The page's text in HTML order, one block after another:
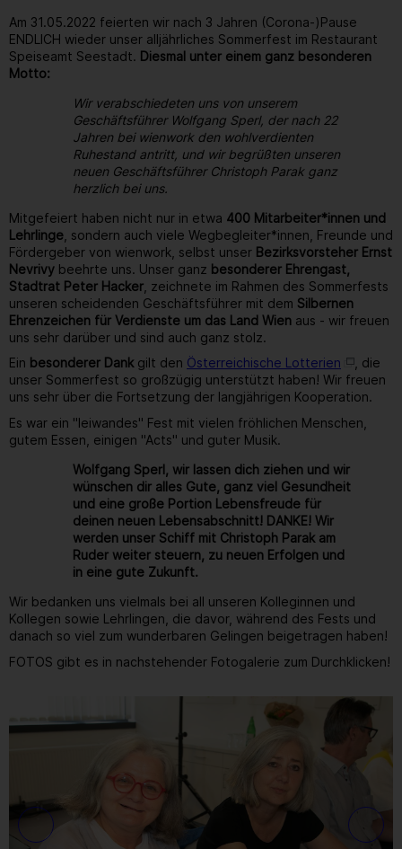
Am 31.05.2022 feierten wir nach 3 Jahren (Corona-)Pause
ENDLICH wieder unser alljährliches Sommerfest im Restaurant
Speiseamt Seestadt. Diesmal unter einem ganz besonderen
Motto:
Wir verabschiedeten uns von unserem
Geschäftsführer Wolfgang Sperl, der nach 22
Jahren bei wienwork den wohlverdienten
Ruhestand antritt, und wir begrüßten unseren
neuen Geschäftsführer Christoph Parak ganz
herzlich bei uns.
Mitgefeiert haben nicht nur in etwa 400 Mitarbeiter*innen und
Lehrlinge , sondern auch viele Wegbegleiter*innen, Freunde und
Fördergeber von wienwork, selbst unser Bezirksvorsteher Ernst
Nevrivy beehrte uns. Unser ganz besonderer Ehrengast,
Stadtrat Peter Hacker , zeichnete im Rahmen des Sommerfests
unseren scheidenden Geschäftsführer mit dem Silbernen
Ehrenzeichen für Verdienste um das Land Wien aus - wir freuen
uns sehr darüber und sind auch ganz stolz.
Ein besonderer Dank gilt den Österreichische Lotterien
, die
unser Sommerfest so großzügig unterstützt haben! Wir freuen
uns sehr über die Fortsetzung der langjährigen Kooperation.
Es war ein "leiwandes" Fest mit vielen fröhlichen Menschen,
gutem Essen, einigen "Acts" und guter Musik.
Wolfgang Sperl, wir lassen dich ziehen und wir
wünschen dir alles Gute, ganz viel Gesundheit
und eine große Portion Lebensfreude für
deinen neuen Lebensabschnitt! DANKE! Wir
werden unser Schiff mit Christoph Parak am
Ruder weiter steuern, zu neuen Erfolgen und
in eine gute Zukunft.
Wir bedanken uns vielmals bei all unseren Kolleginnen und
Kollegen sowie Lehrlingen, die davor, während des Fests und
danach so viel zum wunderbaren Gelingen beigetragen haben!
FOTOS gibt es in nachstehender Fotogalerie zum Durchklicken!